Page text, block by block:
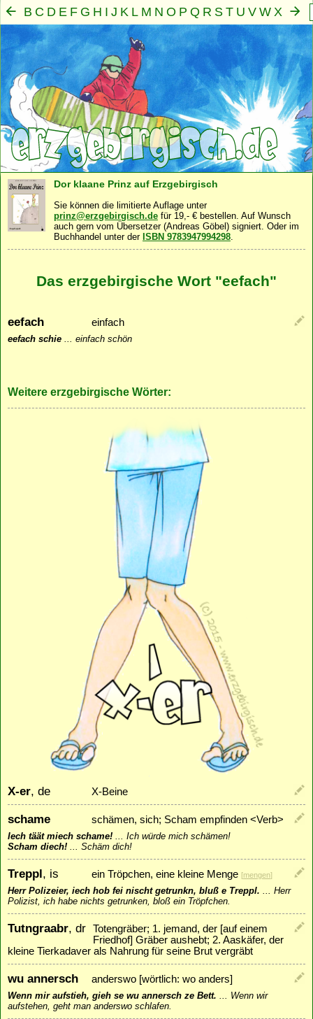
B C D E F G H I J K L M N O P Q R S T U V W X
Y Z A
Mensch ·Seele· Geist· Familie · Gemeinschaft ·
Dor klaane Prinz auf Erzgebirgisch
Sie können die limitierte Auflage unter
prinz@erzgebirgisch.de für 19,- € bestellen. Auf Wunsch
auch gern vom Übersetzer (Andreas Göbel) signiert. Oder im
Buchhandel unter der ISBN 9783947994298.
Das erzgebirgische Wort "eefach"
eefach einfach
eefach schie ... einfach schön
Weitere erzgebirgische Wörter:
X-er, de X-Beine
schame schämen, sich; Scham empfinden <Verb>
Iech täät miech schame!
Ich würde mich schämen!
Scham diech!
Schäm dich!
Treppl, is ein Tröpchen, eine kleine Menge [mengen]
Herr Polizeier, iech hob fei nischt getrunkn, bluß e Treppl.
Herr
Polizist, ich habe nichts getrunken, bloß ein Tröpfchen.
Tutngraabr, dr
Totengräber; 1. jemand, der [auf einem
Friedhof] Gräber aushebt; 2. Aaskäfer, der
kleine Tierkadaver als Nahrung für seine Brut vergräbt
wu annersch anderswo [wörtlich: wo anders]
Wenn mir aufstieh, gieh se wu annersch ze Bett.
Wenn wir
aufstehen, geht man anderswo schlafen.